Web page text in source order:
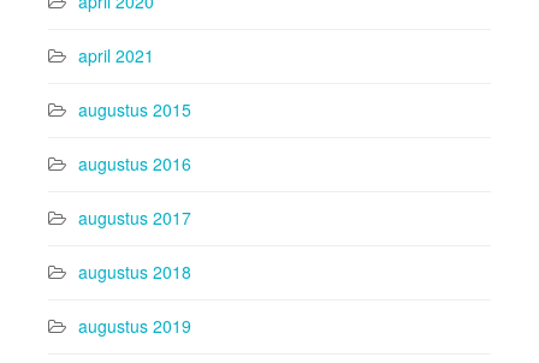
april 2021
augustus 2015
augustus 2016
augustus 2017
augustus 2018
augustus 2019